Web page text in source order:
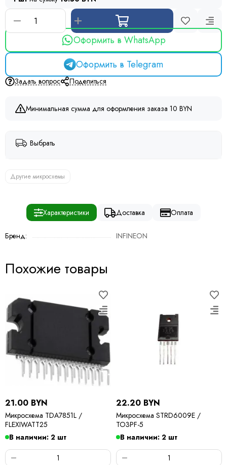
Оформить в WhatsApp
Оформить в Telegram
Задать вопрос Поделиться
Минимальная сумма для оформления заказа 10 BYN
Выбрать
Другие микросхемы
Характеристики Доставка Оплата
Бренд: INFINEON
Похожие товары
21.00 BYN
Микросхема TDA7851L /
FLEXIWATT25
В наличии: 2 шт
22.20 BYN
Микросхема STRD6009E /
TO3PF-5
В наличии: 2 шт